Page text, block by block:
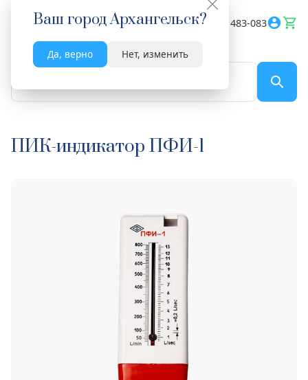
Ваш городАрхангельск?
Да, верно Нет, изменить
Весь сайт 8182 483-083
ПИК-индикатор ПФИ-1